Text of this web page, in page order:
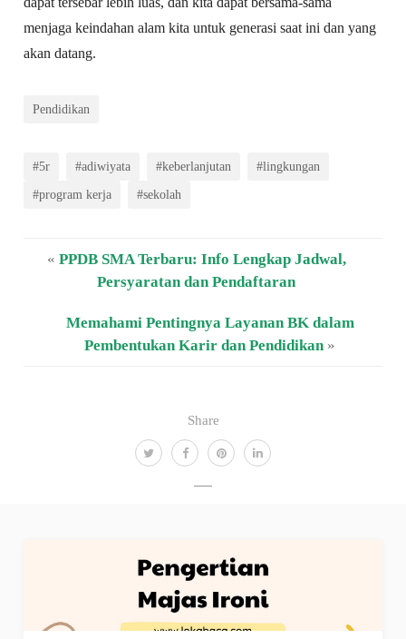
Share
menjaga keindahan alam kita untuk generasi saat ini dan yang
akan datang.
Pendidikan
#5r #adiwiyata #keberlanjutan
#lingkungan
#program kerja
#sekolah
« PPDB SMA Terbaru: Info Lengkap Jadwal,
Persyaratan dan Pendaftaran
Memahami Pentingnya Layanan BK dalam
Pembentukan Karir dan Pendidikan »